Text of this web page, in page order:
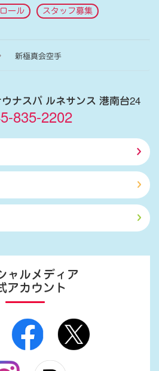
ール スタッフ募集
新極真会空手
ナスパ ルネサンス 港南台24
835-2202
ャルメディア
アカウント